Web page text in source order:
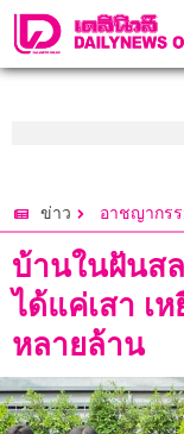
ข่าว อาชญากร
บ้านในฝันส
ได้แค่เสา เ
หลายล้าน